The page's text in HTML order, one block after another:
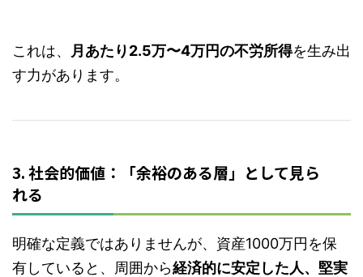
これは、 月あたり2.5万〜4万円の不労所得を生み出
す力があります。
3. 社会的価値：「余裕のある層」として見ら
れる
明確な定義ではありませんが、資産1000万円を保
有していると、周囲から経済的に安定した人、堅実